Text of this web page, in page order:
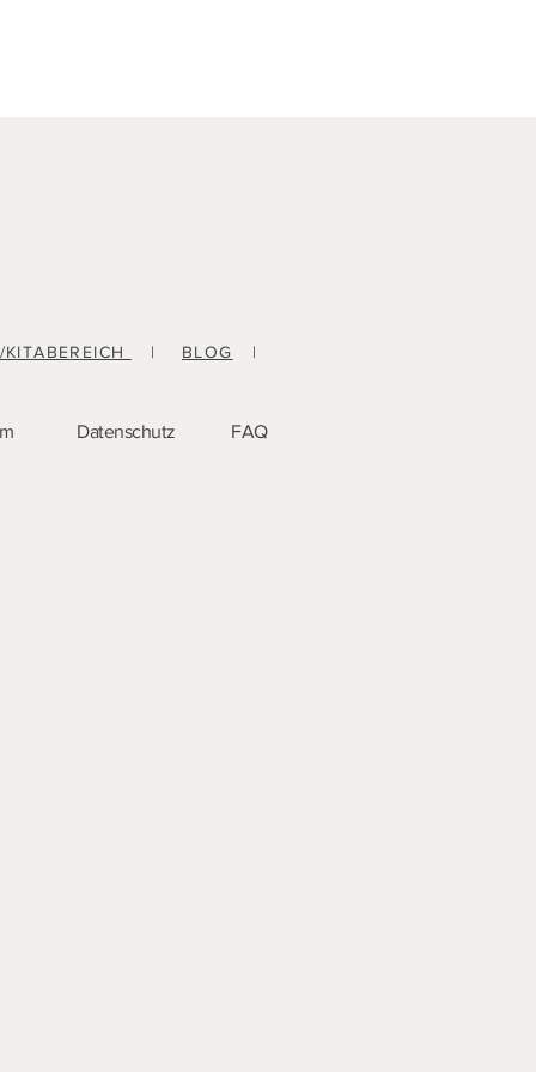
| BLOG
|
Datenschutz FAQ